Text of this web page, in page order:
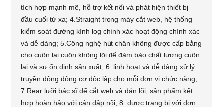
tích hợp mạnh mẽ, hỗ trợ kết nối và phát hiện thiết bị
đầu cuối từ xa; 4.Straight trong máy cắt web, hệ thống
kiểm soát đường kính log chính xác hoạt động chính xác
và dễ dàng; 5.Công nghệ hút chân không được cấp bằng
cho cuộn lại cuộn không lõi để đảm bảo chất lượng cuộn
lại và sự ổn định sản xuất; 6. linh hoạt và dễ dàng xử lý
truyền động động cơ độc lập cho mỗi đơn vị chức năng;
7.Rear lưỡi bác sĩ để cắt web và dán lõi, sản phẩm kết
hợp hoàn hảo với cán dập nổi; 8. được trang bị với đơn